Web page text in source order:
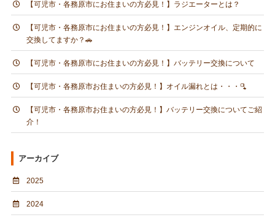
【可児市・各務原市にお住まいの方必見！】ラジエーターとは？
【可児市・各務原市にお住まいの方必見！】エンジンオイル、定期的に
交換してますか？🚗
【可児市・各務原市にお住まいの方必見！】バッテリー交換について
【可児市・各務原市お住まいの方必見！】オイル漏れとは・・・🫗
【可児市・各務原市お住まいの方必見！】バッテリー交換についてご紹
介！
アーカイブ
2025
2024